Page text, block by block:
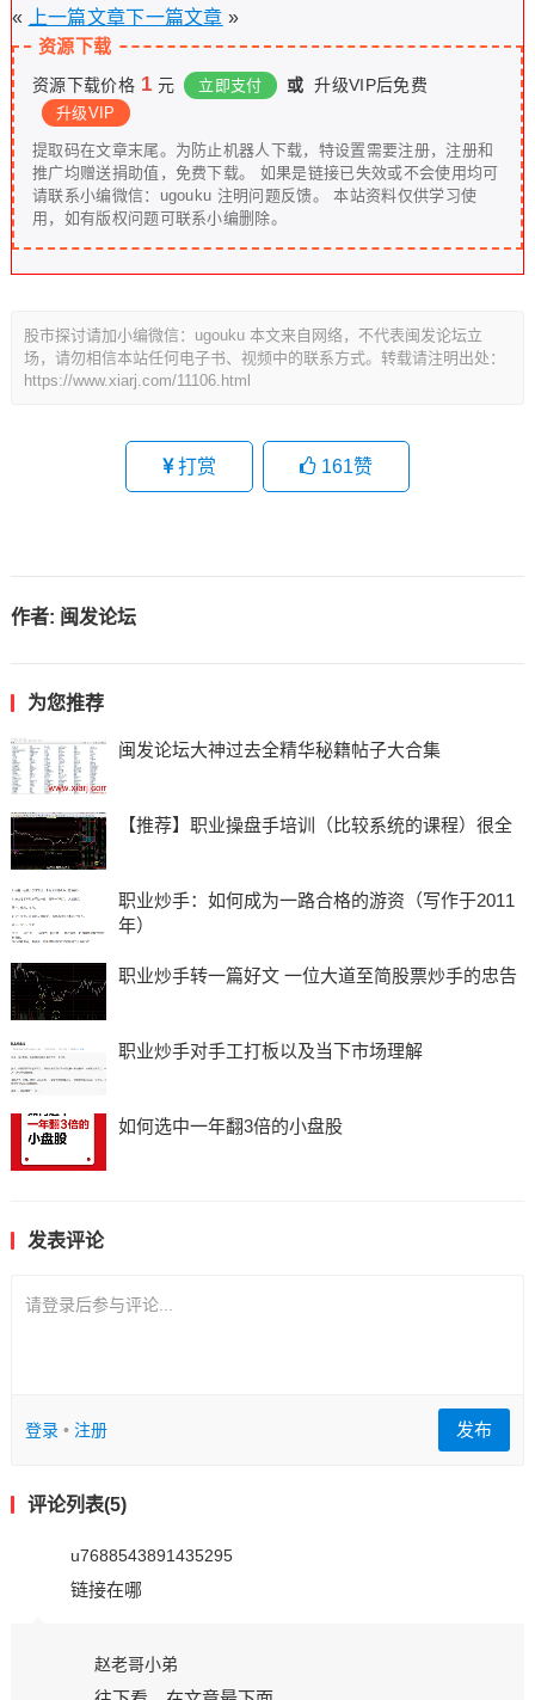
« 上一篇文章下一篇文章 »
资源下载
资源下载价格 1 元 立即支付 或 升级VIP后免费
升级VIP
提取码在文章末尾。为防止机器人下载，特设置需要注册，注册和
推广均赠送捐助值，免费下载。 如果是链接已失效或不会使用均可
请联系小编微信：ugouku 注明问题反馈。 本站资料仅供学习使
用，如有版权问题可联系小编删除。
股市探讨请加小编微信：ugouku 本文来自网络，不代表闽发论坛立
场，请勿相信本站任何电子书、视频中的联系方式。转载请注明出处：
https://www.xiarj.com/11106.html
打赏 161赞
作者: 闽发论坛
为您推荐
闽发论坛大神过去全精华秘籍帖子大合集
【推荐】职业操盘手培训（比较系统的课程）很全
职业炒手：如何成为一路合格的游资（写作于2011
年）
职业炒手转一篇好文 一位大道至简股票炒手的忠告
职业炒手对手工打板以及当下市场理解
如何选中一年翻3倍的小盘股
发表评论
请登录后参与评论...
登录• 注册 发布
评论列表(5)
u7688543891435295
链接在哪
赵老哥小弟